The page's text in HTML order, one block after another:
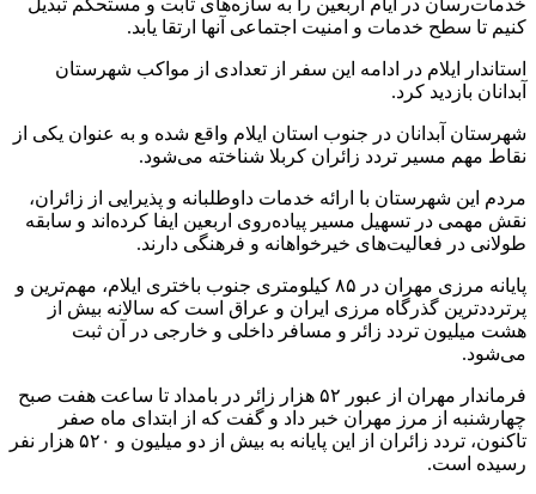
خدمات‌رسان در ایام اربعین را به سازه‌های ثابت و مستحکم تبدیل
کنیم تا سطح خدمات و امنیت اجتماعی آنها ارتقا یابد.
استاندار ایلام در ادامه این سفر از تعدادی از مواکب شهرستان
آبدانان بازدید کرد.
شهرستان آبدانان در جنوب استان ایلام واقع شده و به عنوان یکی از
نقاط مهم مسیر تردد زائران کربلا شناخته می‌شود.
مردم این شهرستان با ارائه خدمات داوطلبانه و پذیرایی از زائران،
نقش مهمی در تسهیل مسیر پیاده‌روی اربعین ایفا کرده‌اند و سابقه
طولانی در فعالیت‌های خیرخواهانه و فرهنگی دارند.
پایانه مرزی مهران در ۸۵ کیلومتری جنوب‌ باختری ایلام، مهم‌ترین و
پرترددترین گذرگاه مرزی ایران و عراق است که سالانه بیش از
هشت میلیون تردد زائر و مسافر داخلی و خارجی در آن ثبت
می‌شود.
فرماندار مهران از عبور ۵۲ هزار زائر در بامداد تا ساعت هفت صبح
چهارشنبه از مرز مهران خبر داد و گفت که از ابتدای ماه صفر
تاکنون، تردد زائران از این پایانه به بیش از دو میلیون و ۵۲۰ هزار نفر
رسیده است.